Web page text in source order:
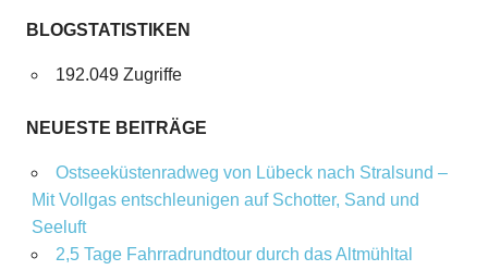
BLOGSTATISTIKEN
192.049 Zugriffe
NEUESTE BEITRÄGE
Ostseeküstenradweg von Lübeck nach Stralsund –
Mit Vollgas entschleunigen auf Schotter, Sand und
Seeluft
2,5 Tage Fahrradrundtour durch das Altmühltal